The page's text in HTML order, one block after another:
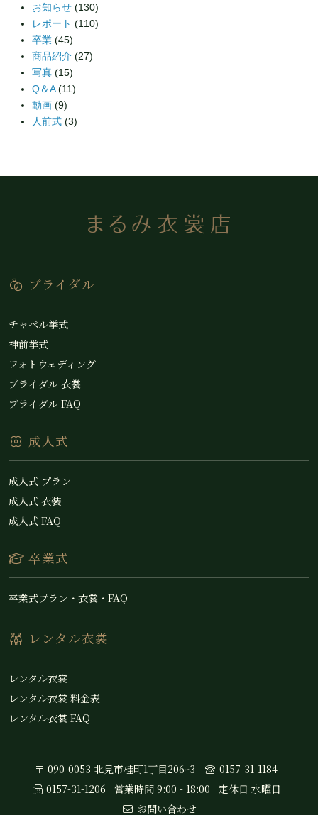
お知らせ (130)
レポート (110)
卒業 (45)
商品紹介 (27)
写真 (15)
Q＆A(11)
動画 (9)
人前式 (3)
ブライダル
チャペル挙式
神前挙式
フォトウェディング
ブライダル 衣裳
ブライダル FAQ
成人式
成人式 プラン
成人式 衣装
成人式 FAQ
卒業式
卒業式プラン・衣裳・FAQ
レンタル衣裳
レンタル衣裳
レンタル衣裳 料金表
レンタル衣裳 FAQ
〒 090-0053 北見市桂町1丁目206ｰ3
0157-31-1184
0157-31-1206
営業時間 9:00 - 18:00
定休日 水曜日
お問い合わせ